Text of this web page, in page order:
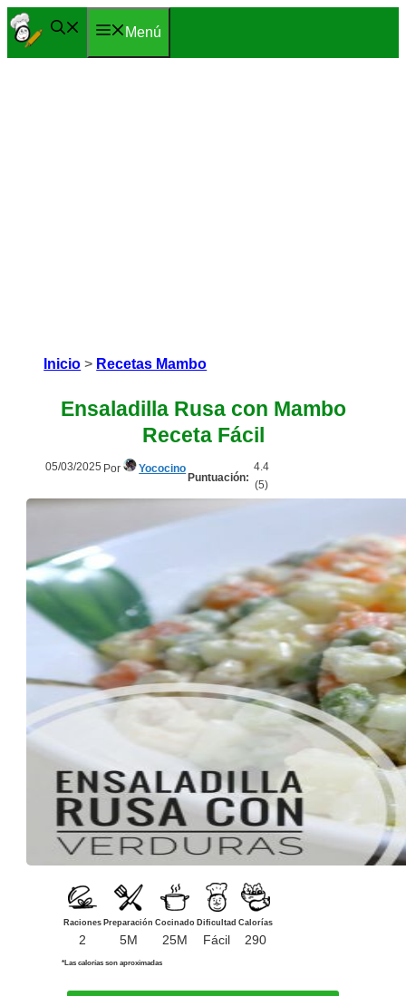
Saltar
al
Menú
Inicio > Recetas Mambo
Ensaladilla Rusa con Mambo
Receta Fácil
05/03/2025 Por Yococino
Puntuación:
4.4
(5)
Raciones
2
Preparación
5M
Cocinado
25M
Dificultad
Fácil
Calorías
290
*Las calorías son aproximadas